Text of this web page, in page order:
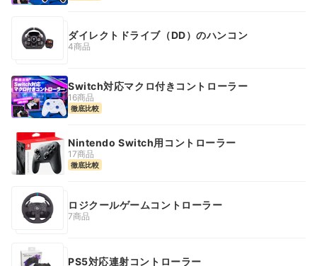
ダイレクトドライブ（DD）のハンコン
4商品
Switch対応マクロ付きコントローラー
16商品
徹底比較
Nintendo Switch用コントローラー
17商品
徹底比較
ロジクールゲームコントローラー
7商品
PS5対応連射コントローラー